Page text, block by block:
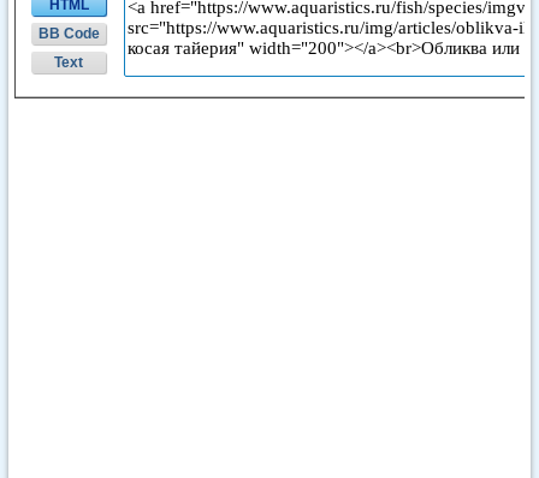
HTML
BB Code
Text